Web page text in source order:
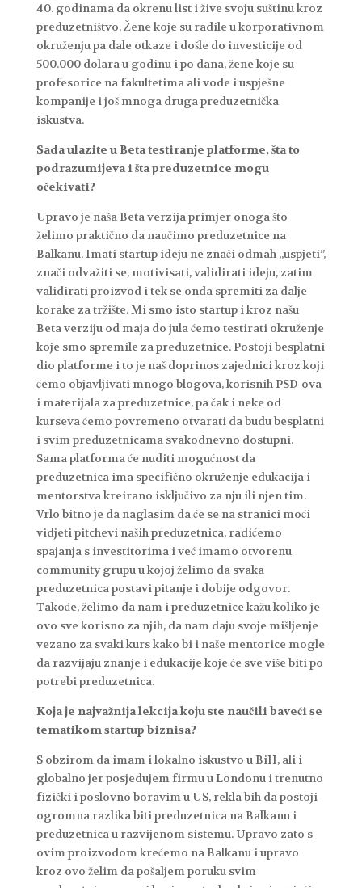
40. godinama da okrenu list i žive svoju suštinu kroz
preduzetništvo. Žene koje su radile u korporativnom
okruženju pa dale otkaze i došle do investicije od
500.000 dolara u godinu i po dana, žene koje su
profesorice na fakultetima ali vode i uspješne
kompanije i još mnoga druga preduzetnička
iskustva.
Sada ulazite u Beta testiranje platforme, šta to
podrazumijeva i šta preduzetnice mogu
očekivati?
Upravo je naša Beta verzija primjer onoga što
želimo praktično da naučimo preduzetnice na
Balkanu. Imati startup ideju ne znači odmah „uspjeti”,
znači odvažiti se, motivisati, validirati ideju, zatim
validirati proizvod i tek se onda spremiti za dalje
korake za tržište. Mi smo isto startup i kroz našu
Beta verziju od maja do jula ćemo testirati okruženje
koje smo spremile za preduzetnice. Postoji besplatni
dio platforme i to je naš doprinos zajednici kroz koji
ćemo objavljivati mnogo blogova, korisnih PSD-ova
i materijala za preduzetnice, pa čak i neke od
kurseva ćemo povremeno otvarati da budu besplatni
i svim preduzetnicama svakodnevno dostupni.
Sama platforma će nuditi mogućnost da
preduzetnica ima specifično okruženje edukacija i
mentorstva kreirano isključivo za nju ili njen tim.
Vrlo bitno je da naglasim da će se na stranici moći
vidjeti pitchevi naših preduzetnica, radićemo
spajanja s investitorima i već imamo otvorenu
community grupu u kojoj želimo da svaka
preduzetnica postavi pitanje i dobije odgovor.
Takođe, želimo da nam i preduzetnice kažu koliko je
ovo sve korisno za njih, da nam daju svoje mišljenje
vezano za svaki kurs kako bi i naše mentorice mogle
da razvijaju znanje i edukacije koje će sve više biti po
potrebi preduzetnica.
Koja je najvažnija lekcija koju ste naučili baveći se
tematikom startup biznisa?
S obzirom da imam i lokalno iskustvo u BiH, ali i
globalno jer posjedujem firmu u Londonu i trenutno
fizički i poslovno boravim u US, rekla bih da postoji
ogromna razlika biti preduzetnica na Balkanu i
preduzetnica u razvijenom sistemu. Upravo zato s
ovim proizvodom krećemo na Balkanu i upravo
kroz ovo želim da pošaljem poruku svim